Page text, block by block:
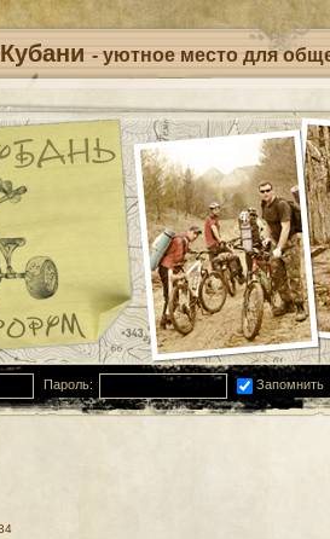
- уютное место для
Пароль: Запомнить